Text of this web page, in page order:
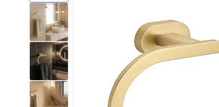
Cadite de dus
Rigole Liniare
Vase WC si Bideuri
Lavoare